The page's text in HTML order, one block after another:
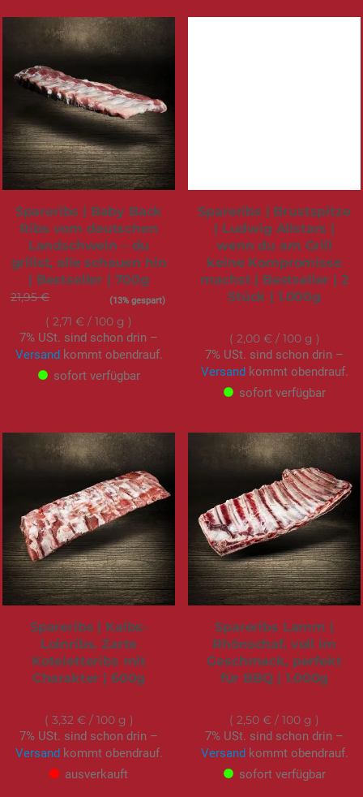
Spareribs | Baby Back
Ribs vom deutschen
Landschwein – du
grillst, alle schauen hin
| Bestseller | 700g
21,95 € Sonderangebot(13% gespart)
2,71 € / 100 g
7% USt. sind schon drin –
Versandkommt obendrauf.
sofort verfügbar
Spareribs | Brustspitze
| Ludwig Allstars |
wenn du am Grill
keine Kompromisse
machst | Bestseller | 2
Stück | 1.000g
2,00 €/ 100 g
7% USt. sind schon drin –
Versandkommt obendrauf.
sofort verfügbar
Spareribs | Kalbs-
Loinribs. Zarte
Koteletteribs mit
Charakter | 600g
3,32 €/ 100 g
7% USt. sind schon drin –
Versandkommt obendrauf.
ausverkauft
Spareribs Lamm |
Rhönschaf, voll im
Geschmack, perfekt
für BBQ | 1.000g
2,50 € / 100 g
7% USt. sind schon drin –
Versandkommt obendrauf.
sofort verfügbar